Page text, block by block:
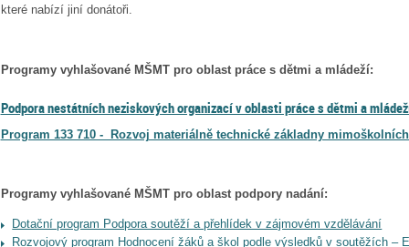
které nabízí jiní donátoři.
Programy vyhlašované MŠMT pro oblast práce s dětmi a mládeží:
Podpora nestátních neziskových organizací v oblasti práce s dětmi a
Program 133 710 - Rozvoj materiálně technické základny
Programy vyhlašované MŠMT pro oblast podpory nadání:
Dotační program Podpora soutěží a přehlídek v zájmovém vzdělávání
Rozvojový program Hodnocení žáků a škol podle výsledků v soutěžích –